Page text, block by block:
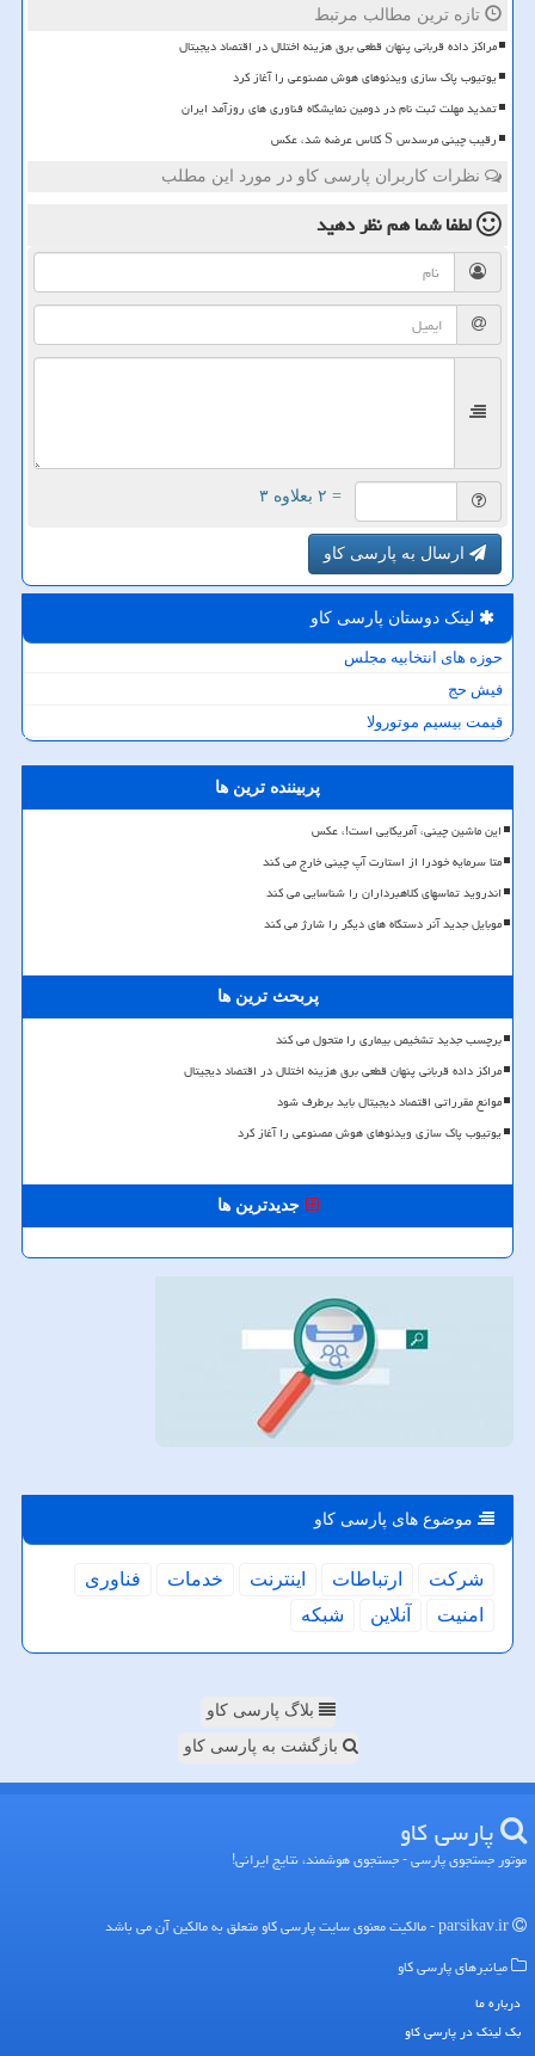
تازه ترین مطالب مرتبط
مراکز داده قربانی پنهان قطعی برق هزینه اختلال در اقتصاد دیجیتال
یوتیوب پاک سازی ویدئوهای هوش مصنوعی را آغاز کرد
تمدید مهلت ثبت نام در دومین نمایشگاه فناوری های روزآمد ایران
رقیب چینی مرسدس S کلاس عرضه شد، عکس
نظرات کاربران پارسی کاو در مورد این مطلب
لطفا شما همنظر دهید
= ۲ بعلاوه ۳
ارسال به پارسی کاو
لینک دوستان پارسی كاو
حوزه های انتخابیه مجلس
فیش حج
قیمت بیسیم موتورولا
پربیننده ترین ها
این ماشین چینی، آمریکایی است!، عکس
متا سرمایه خودرا از استارت آپ چینی خارج می کند
اندروید تماسهای کلاهبرداران را شناسایی می کند
موبایل جدید آنر دستگاه های دیگر را شارژ می کند
پربحث ترین ها
برچسب جدید تشخیص بیماری را متحول می کند
مراکز داده قربانی پنهان قطعی برق هزینه اختلال در اقتصاد دیجیتال
موانع مقرراتی اقتصاد دیجیتال باید برطرف شود
یوتیوب پاک سازی ویدئوهای هوش مصنوعی را آغاز کرد
جدیدترین ها
موضوع های پارسی كاو
شركت ارتباطات اینترنت خدمات
فناوری
امنیت
آنلاین شبكه
بلاگ پارسی کاو
بازگشت به پارسی کاو
پارسی كاو
موتور جستجوی پارسی - جستجوی هوشمند، نتایج ایرانی!
میانبرهای پارسی كاو
درباره ما
بک لینک در پارسی كاو